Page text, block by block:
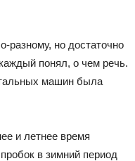
разному, но достаточно
понял, о чем речь.
машин была
и летнее время
в зимний период